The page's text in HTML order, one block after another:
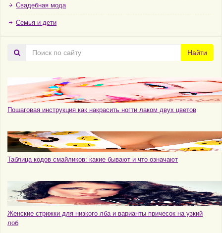
Свадебная мода
Семья и дети
Поиск
по
Найти
Пошаговая инструкция как накрасить ногти лаком двух цветов
Таблица кодов смайликов: какие бывают и что означают
Женские стрижки для низкого лба и варианты причесок на узкий
лоб